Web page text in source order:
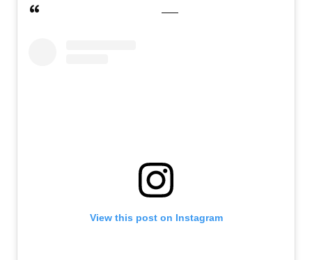
View this post on Instagram